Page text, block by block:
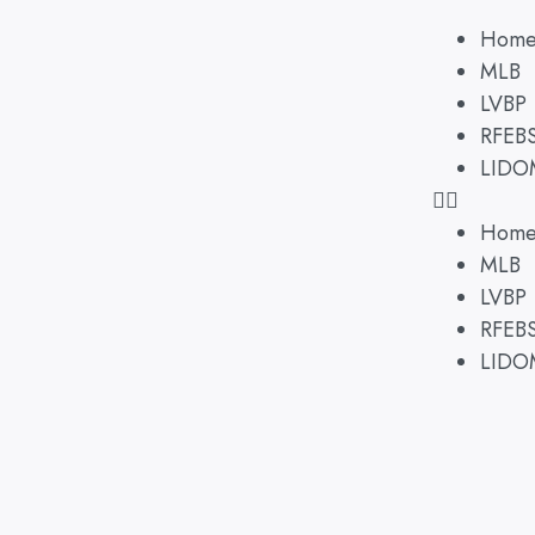
Home
MLB
LVBP
Home
MLB
LVBP